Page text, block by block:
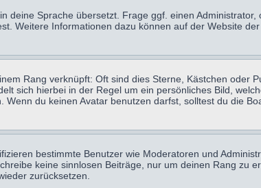
Sprache übersetzt. Frage ggf. einen
Weitere Informationen dazu können auf der Website
Rang verknüpft: Oft sind dies Sterne, Kästchen oder
sich hierbei in der Regel um ein persönliches Bild,
du keinen Avatar benutzen darfst, solltest du die
bestimmte Benutzer wie Moderatoren und
keine sinnlosen Beiträge, nur um deinen Rang zu
zurücksetzen.